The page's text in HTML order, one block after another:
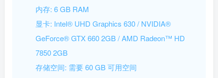
内存: 6 GB RAM
显卡: Intel® UHD Graphics 630 / NVIDIA®
GeForce® GTX 660 2GB / AMD Radeon™ HD
7850 2GB
存储空间: 需要 60 GB 可用空间